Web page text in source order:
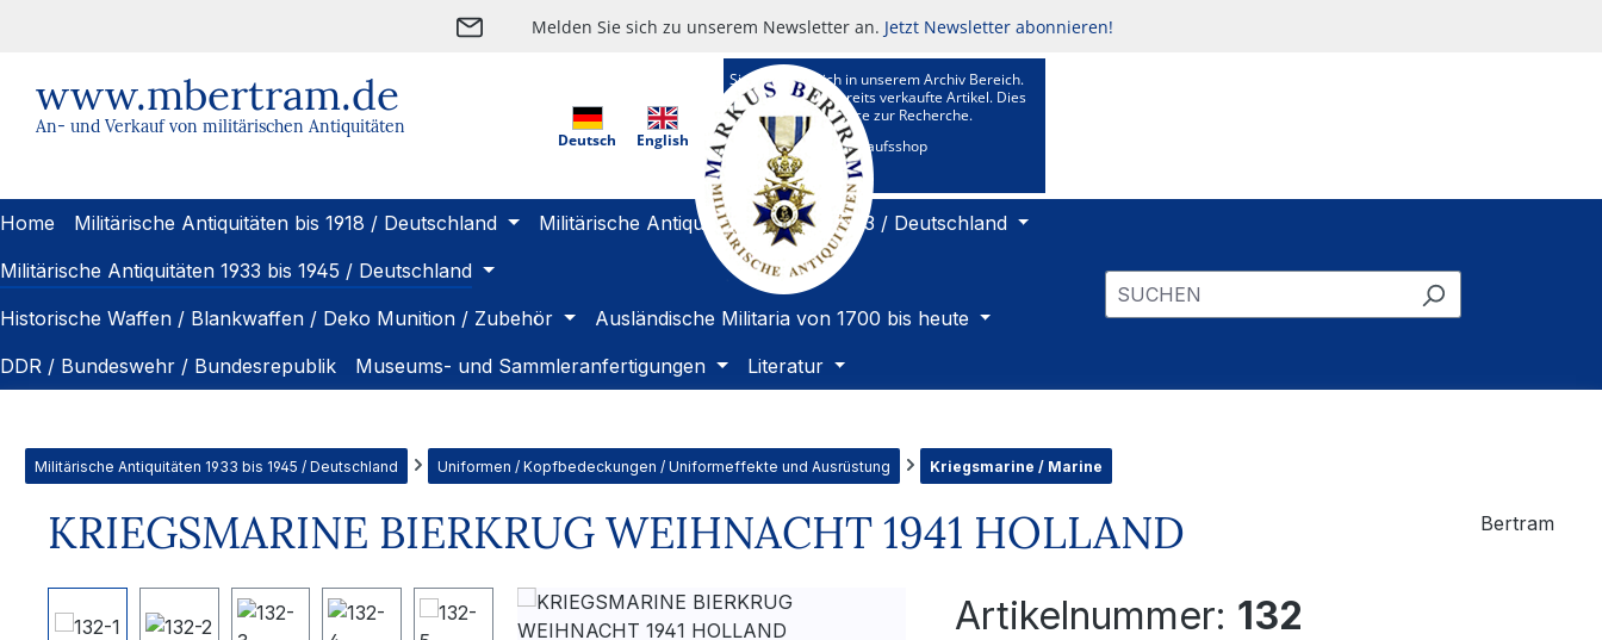
Melden Sie sich zu unserem Newsletter an. Jetzt Newsletter abonnieren!
www.mbertram.de
An- und Verkauf von militärischen Antiquitäten
Deutsch English
Sie befinden sich in unserem Archiv Bereich.
Hier sehen Sie bereits verkaufte Artikel. Dies
ist ein Kundenservice zur Recherche.
Zu unserem Verkaufsshop
Home Militärische Antiquitäten bis 1918 / Deutschland
Militärische Antiquitäten 1919 bis 1933 / Deutschland
Militärische Antiquitäten 1933 bis 1945 / Deutschland
Historische Waffen / Blankwaffen / Deko Munition / Zubehör
Ausländische Militaria von 1700 bis heute
DDR / Bundeswehr / Bundesrepublik
Museums- und Sammleranfertigungen Literatur
Militärische Antiquitäten 1933 bis 1945 / Deutschland Uniformen / Kopfbedeckungen / Uniformeffekte und Ausrüstung Kriegsmarine / Marine
KRIEGSMARINE BIERKRUG WEIHNACHT 1941 HOLLAND Bertram
Bildergalerie überspringen Artikelnummer: 132